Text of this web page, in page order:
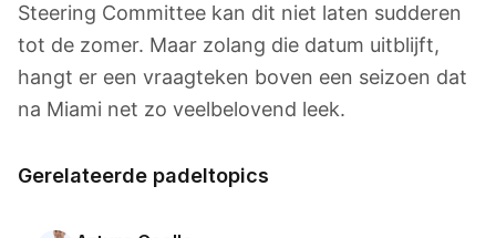
Steering Committee kan dit niet laten sudderen
tot de zomer. Maar zolang die datum uitblijft,
hangt er een vraagteken boven een seizoen dat
na Miami net zo veelbelovend leek.
Gerelateerde padeltopics